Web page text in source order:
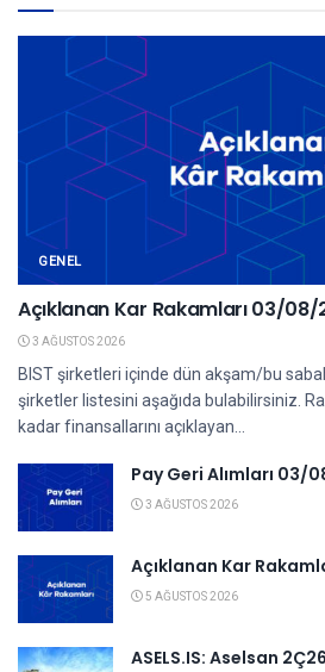
GENEL
Açıklanan Kar Rakamları 03/
3 AĞUSTOS 2026
BIST şirketleri içinde dün akşam/bu
şirketler listesini aşağıda bulabilirsiniz.
kadar finansallarını açıklayan...
Pay Geri Alımları 03/
3 AĞUSTOS 2026
Açıklanan Kar
5 AĞUSTOS 2026
ASELS.IS: Aselsan